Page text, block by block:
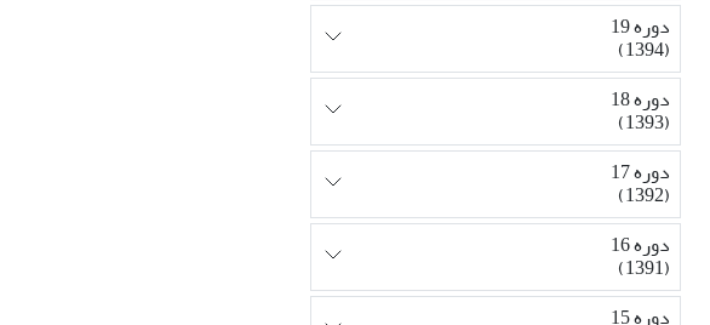
دوره 19
(1394)
دوره 18
(1393)
دوره 17
(1392)
دوره 16
(1391)